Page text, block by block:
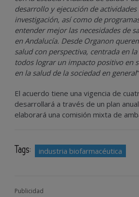
desarrollo y ejecución de
investigación, así como de
entender mejor las necesidades de
en Andalucía. Desde Organon
salud con perspectiva, centrada en
todos lograr un impacto positivo en
en la salud de la sociedad en general
El acuerdo tiene una vigencia de
desarrollará a través de un plan
elaborará una comisión mixta de
Tags: industria biofarmacéutica
Publicidad